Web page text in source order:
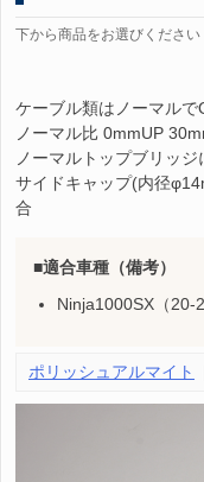
下から商品をお選びください
ケーブル類はノーマル
ノーマル比 0mmUP
ノーマルトップブリッ
サイドキャップ(内径
合
適合車種（備考）
Ninja1000SX（20-
ポリッシュアルマイト